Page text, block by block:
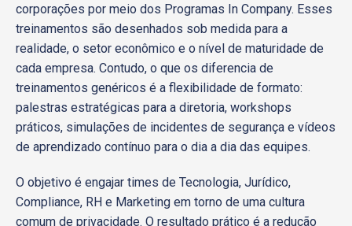
corporações por meio dos Programas In Company. Esses
treinamentos são desenhados sob medida para a
realidade, o setor econômico e o nível de maturidade de
cada empresa. Contudo, o que os diferencia de
treinamentos genéricos é a flexibilidade de formato:
palestras estratégicas para a diretoria, workshops
práticos, simulações de incidentes de segurança e vídeos
de aprendizado contínuo para o dia a dia das equipes.
O objetivo é engajar times de Tecnologia, Jurídico,
Compliance, RH e Marketing em torno de uma cultura
comum de privacidade. O resultado prático é a redução